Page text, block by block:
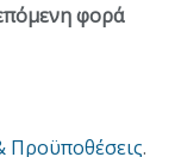
φορά
Προϋποθέσεις.